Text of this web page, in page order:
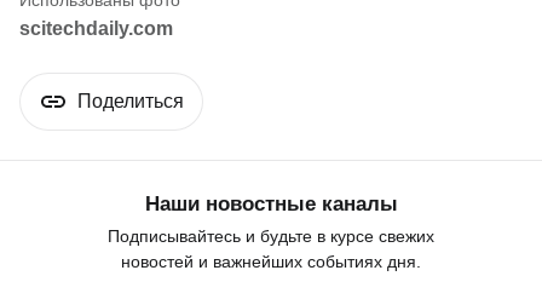
scitechdaily.com
Поделиться
Наши новостные каналы
Подписывайтесь и будьте в курсе свежих
новостей и важнейших событиях дня.